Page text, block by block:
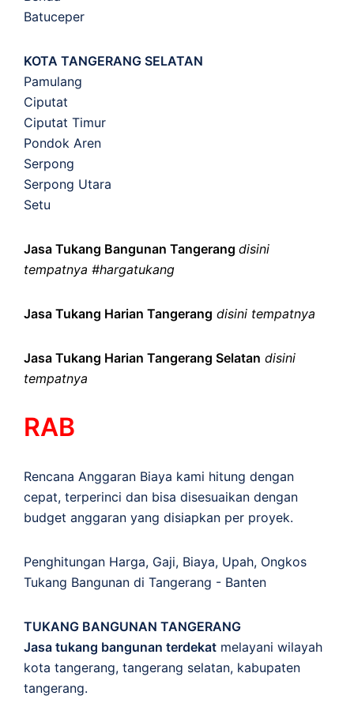
Batuceper
KOTA TANGERANG SELATAN
Pamulang
Ciputat
Ciputat Timur
Pondok Aren
Serpong
Serpong Utara
Setu
Jasa Tukang Bangunan Tangerang disini
tempatnya #hargatukang
Jasa Tukang Harian Tangerang disini tempatnya
Jasa Tukang Harian Tangerang Selatan disini
tempatnya
RAB
Rencana Anggaran Biaya kami hitung dengan
cepat, terperinci dan bisa disesuaikan dengan
budget anggaran yang disiapkan per proyek.
Penghitungan Harga, Gaji, Biaya, Upah, Ongkos
Tukang Bangunan di Tangerang - Banten
TUKANG BANGUNAN TANGERANG
Jasa tukang bangunan terdekat melayani wilayah
kota tangerang, tangerang selatan, kabupaten
tangerang.